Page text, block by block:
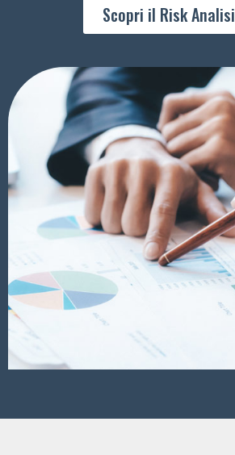
Scopri il Risk Analisi